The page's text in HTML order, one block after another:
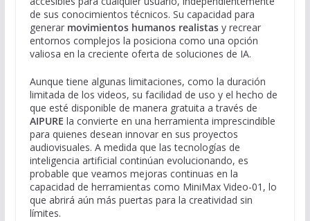
de sus conocimientos técnicos. Su capacidad para
generar movimientos humanos realistasy recrear
entornos complejos la posiciona como una opción
valiosa en la creciente oferta de soluciones de IA.
Aunque tiene algunas limitaciones, como la duración
limitada de los videos, su facilidad de uso y el hecho de
que esté disponible de manera gratuita a través de
AIPURE la convierte en una herramienta imprescindible
para quienes desean innovar en sus proyectos
audiovisuales. A medida que las tecnologías de
inteligencia artificial continúan evolucionando, es
probable que veamos mejoras continuas en la
capacidad de herramientas como MiniMax Video-01, lo
que abrirá aún más puertas para la creatividad sin
límites.